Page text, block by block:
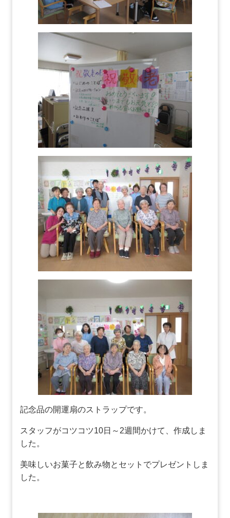
記念品の開運扇のストラップです。
スタッフがコツコツ10日～2週間かけて、作成しま
した。
美味しいお菓子と飲み物とセットでプレゼントしま
した。